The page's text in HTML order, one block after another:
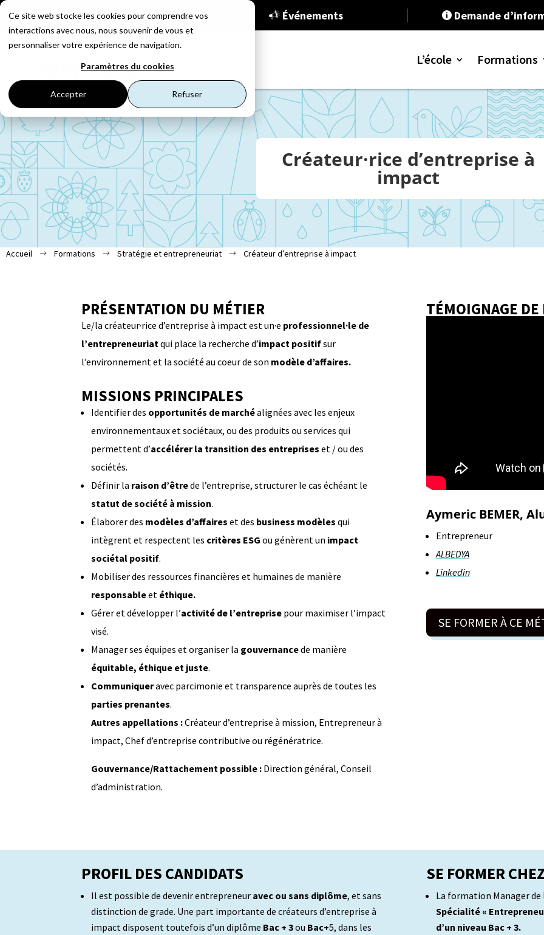
Ce site web stocke les cookies pour comprendre vos
interactions avec nous, nous souvenir de vous et
personnaliser votre expérience de navigation.
Paramètres du cookies
Accepter Refuser
01 53 23 87 14 Événements  Demande
L’école Formations
Formation
RSE et
Stratégie
Créateur·rice d’entreprise à
impact
Accueil $ Formations $ Stratégie et entrepreneuriat $ Créateur d’entreprise à impact
PRÉSENTATION DU MÉTIER
Le/la créateur·rice d’entreprise à impact est un·e professionnel·le de
l’entrepreneuriatqui place la recherche d’impact positifsur
l’environnement et la société au coeur de son modèle d’affaires.
MISSIONS PRINCIPALES
Identifier des opportunités de marchéalignées avec les enjeux
environnementaux et sociétaux, ou des produits ou services qui
permettent d’accélérer la transition des entreprises et / ou des
sociétés.
Définir la raison d’êtrede l’entreprise, structurer le cas échéant le
statut de société à mission.
Élaborer des modèles d’affaires et des business modèles qui
intègrent et respectent les critères ESG ou génèrent un impact
sociétal positif.
Mobiliser des ressources financières et humaines de manière
responsableet éthique.
Gérer et développer l’activité de l’entreprise pour maximiser l’impact
visé.
Manager ses équipes et organiser la gouvernancede manière
équitable, éthique et juste.
Communiqueravec parcimonie et transparence auprès de toutes les
parties prenantes.
Autres appellations :Créateur d’entreprise à mission, Entrepreneur à
impact, Chef d’entreprise contributive ou régénératrice.
Gouvernance/Rattachement possible : Direction général, Conseil
d’administration.
TÉMOIGNAGE
Aymeric BEMER,
Entrepreneur
ALBEDYA
Linkedin
SE FORMER À CE
PROFIL DES CANDIDATS
Il est possible de devenir entrepreneur avec ou sans diplôme, et sans
distinction de grade. Une part importante de créateurs d’entreprise à
impact disposent toutefois d’un diplôme Bac + 3ou Bac+5, dans les
SE FORMER
La formation Manager de
Spécialité «
d’un niveau Bac + 3.